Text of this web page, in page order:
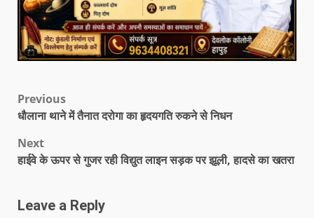
Previous
धौलाना थाने में तैनात दरोगा का हृदयगति रुकने से निधन
Next
हाईवे के ऊपर से गुजर रही विद्युत लाइन सड़क पर झूली, हादसे का खतरा
Leave a Reply